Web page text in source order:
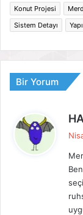
Konut Projesi
Sistem Detayı
Bir Yorum